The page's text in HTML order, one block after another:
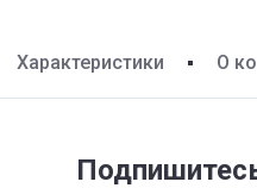
Характеристики О